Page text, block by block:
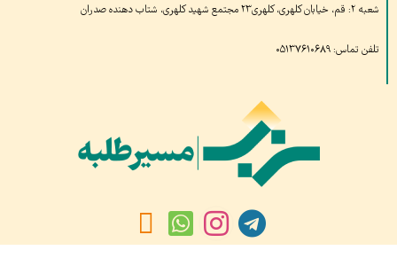
شعبه ۲: قم، خیابان کلهری، کلهری۲۳ مجتمع شهید کلهری، شتاب دهنده صدران
تلفن تماس: ۰۵۱۳۷۶۱۰۶۸۹